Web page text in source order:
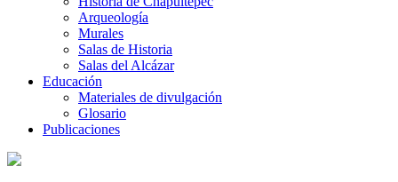
Arqueología
Murales
Salas de Historia
Salas del Alcázar
Educación
Materiales de divulgación
Glosario
Publicaciones